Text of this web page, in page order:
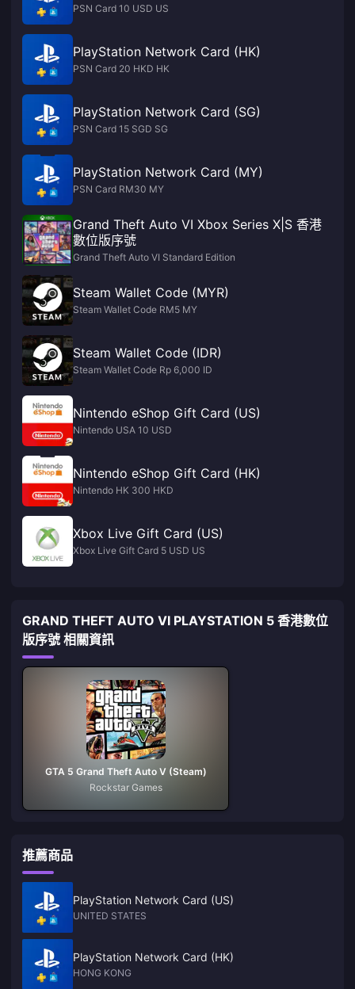
PSN Card 10 USD US
PlayStation Network Card (HK)
PSN Card 20 HKD HK
PlayStation Network Card (SG)
PSN Card 15 SGD SG
PlayStation Network Card (MY)
PSN Card RM30 MY
Grand Theft Auto VI Xbox Series X|S 香港
數位版序號
Grand Theft Auto VI Standard Edition
Steam Wallet Code (MYR)
Steam Wallet Code RM5 MY
Steam Wallet Code (IDR)
Steam Wallet Code Rp 6,000 ID
Nintendo eShop Gift Card (US)
Nintendo USA 10 USD
Nintendo eShop Gift Card (HK)
Nintendo HK 300 HKD
Xbox Live Gift Card (US)
Xbox Live Gift Card 5 USD US
GRAND THEFT AUTO VI PLAYSTATION 5 香港數位
版序號 相關資訊
GTA 5 Grand Theft Auto V (Steam)
Rockstar Games
推薦商品
PlayStation Network Card (US)
UNITED STATES
PlayStation Network Card (HK)
HONG KONG